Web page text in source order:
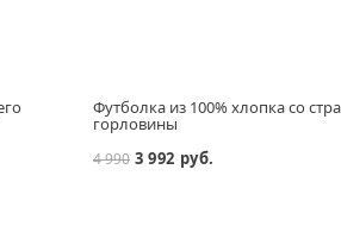
Футболка из 100% хлопка со
горловины
4 990 3 992 руб.